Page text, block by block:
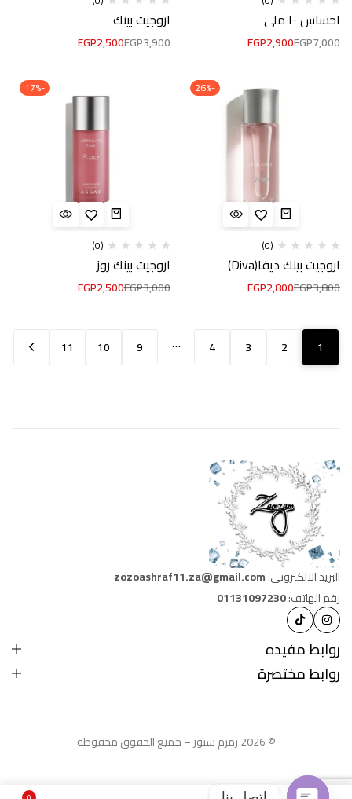
احساس ١٠٠ ملي
EGP7,000
EGP2,900
اروجيت بينك
EGP3,900
EGP2,500
-26%
(0)
اروجيت بينك ديفا(Diva)
EGP3,800
EGP2,800
-17%
(0)
اروجيت بينك روز
EGP3,000
EGP2,500
1
2
3
4
…
9
10
11
البريد الالكتروني:zozoashraf11.za@gmail.com
رقم الهاتف:01131097230
روابط مفيده
روابط مختصرة
© 2026 زمزم ستور – جميع الحقوق محفوظه